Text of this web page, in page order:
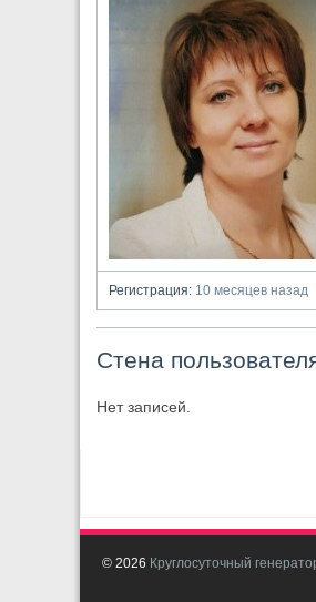
Регистрация: 10 месяцев назад
Стена
Нет записей.
© 2026 Круглосуточный